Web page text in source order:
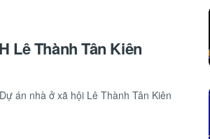
Lê Thành Tân Kiên
án nhà ở xã hội Lê Thành Tân Kiên